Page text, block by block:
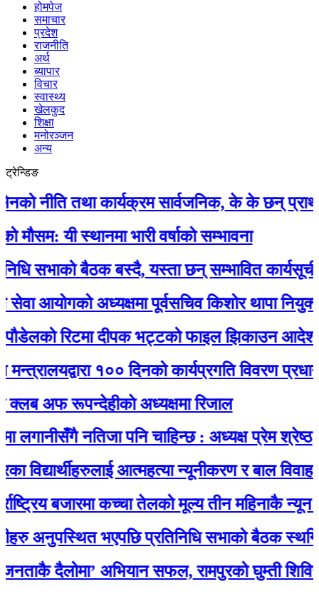
होमपेज
समाचार
प्रदेश
राजनीति
अर्थ
ब्यापार
विचार
स्वास्थ्य
खेलकुद
शिक्षा
मनोरञ्जन
अन्य
ट्रेन्डिङ
तथा कार्यक्रम सार्वजनिक, के के छन्
स्थानमा भारी वर्षाको सम्भावना
बैठक बस्दै, यस्ता छन् सम्भावित कार्यसूची
अध्यक्षमा पूर्वसचिव किशोर थापा नियुक्त
रिटमा दीपक भट्टको फाइल झिकाउन आदेश
१०० दिनको कार्यप्रगति विवरण प्रधानमन्त्री
रूपन्देहीकाे अध्यक्षमा रिजाल
नतिजा पनि चाहिन्छ : अध्यक्ष प्रेम श्रेष्ठ
आत्महत्या न्यूनीकरण र बाल विवाह
बजारमा कच्चा तेलको मूल्य तीन महिनाकै न्यून स्तरमा
भएपछि प्रतिनिधि सभाको बैठक स्थगित
अभियान सफल, रामपुरको घुम्ती शिविरमा